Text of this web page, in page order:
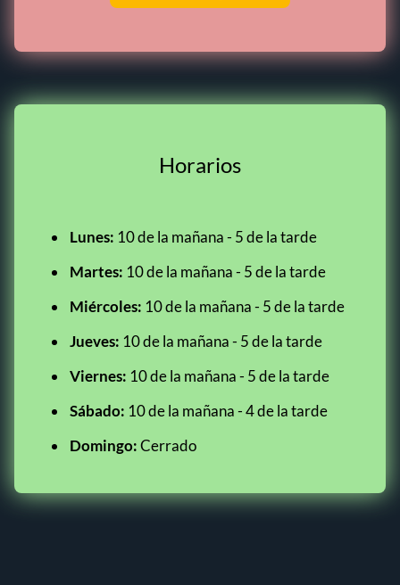
Horarios
Lunes: 10 de la mañana - 5 de la tarde
Martes: 10 de la mañana - 5 de la tarde
Miércoles: 10 de la mañana - 5 de la tarde
Jueves: 10 de la mañana - 5 de la tarde
Viernes: 10 de la mañana - 5 de la tarde
Sábado: 10 de la mañana - 4 de la tarde
Domingo:Cerrado